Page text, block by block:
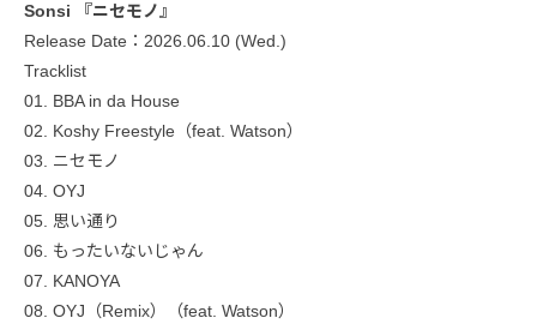
Sonsi 『ニセモノ』
Release Date：2026.06.10 (Wed.)
Tracklist
01. BBA in da House
02. Koshy Freestyle（feat. Watson）
03. ニセモノ
04. OYJ
05. 思い通り
06. もったいないじゃん
07. KANOYA
08. OYJ（Remix）（feat. Watson）